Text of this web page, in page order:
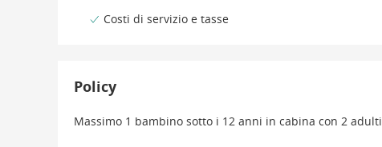
Costi di servizio e tasse
Policy
Massimo 1 bambino sotto i 12 anni in cabina con 2 adulti